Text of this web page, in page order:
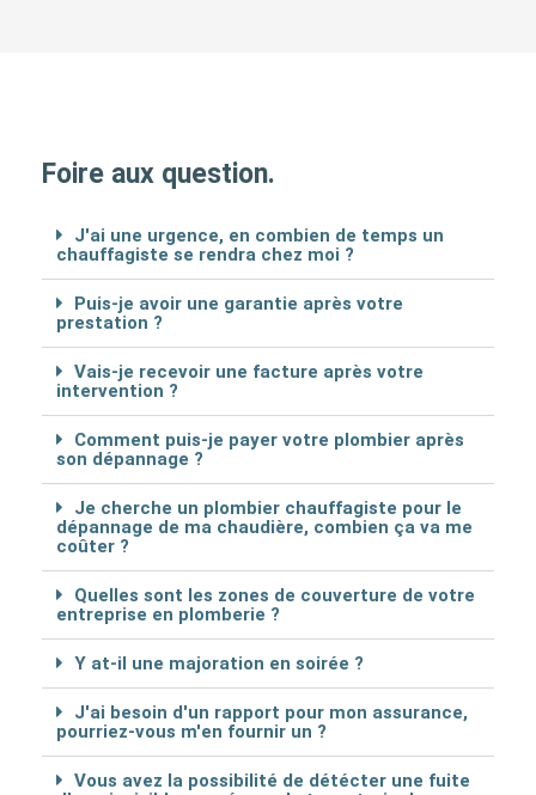
Foire aux question.
J'ai une urgence, en combien de temps un
chauffagiste se rendra chez moi ?
Puis-je avoir une garantie après votre
prestation ?
Vais-je recevoir une facture après votre
intervention ?
Comment puis-je payer votre plombier après
son dépannage ?
Je cherche un plombier chauffagiste pour le
dépannage de ma chaudière, combien ça va me
coûter ?
Quelles sont les zones de couverture de votre
entreprise en plomberie ?
Y at-il une majoration en soirée ?
J'ai besoin d'un rapport pour mon assurance,
pourriez-vous m'en fournir un ?
Vous avez la possibilité de détécter une fuite